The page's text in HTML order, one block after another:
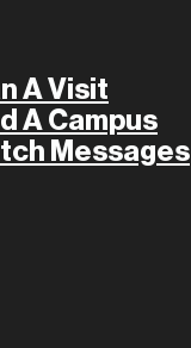
A Visit
A Campus
Messages